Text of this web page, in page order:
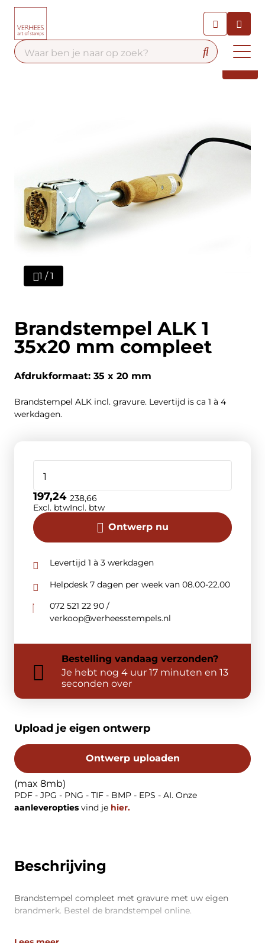
Contact
Beschrijving
Brandstempel compleet met gravure met uw eigen
brandmerk. Bestel de brandstempel online.
1 / 1
Brandstempel ALK 1
35x20 mm compleet
Afdrukformaat: 35 x 20 mm
Brandstempel ALK incl. gravure. Levertijd is ca 1 à 4
werkdagen.
Ontwerp nu
197,24
Excl. btw
238,66
Incl. btw
Levertijd 1 à 3 werkdagen
Helpdesk 7 dagen per week van 08.00-22.00
072 521 22 90 /
verkoop@verheesstempels.nl
Bestelling vandaag verzonden?
Je hebt nog 4 uur 17 minuten en 13
seconden over
Upload je eigen ontwerp
Ontwerp uploaden
(max 8mb)
PDF - JPG - PNG - TIF - BMP - EPS - AI. Onze
aanleveropties vind je hier.